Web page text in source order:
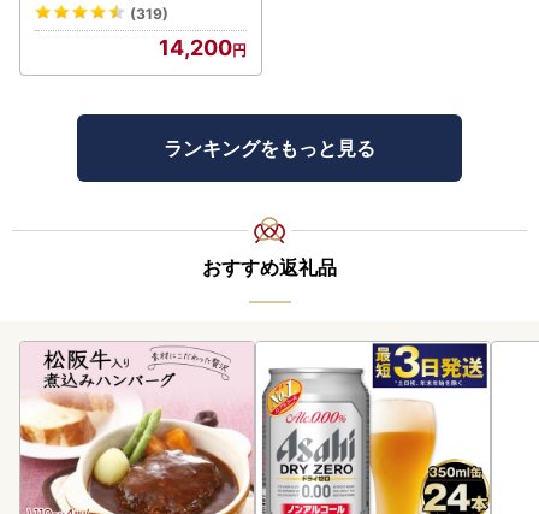
(319)
14,200
ランキングをもっと見る
おすすめ返礼品